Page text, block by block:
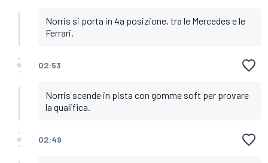
Norris si porta in 4a posizione, tra le Mercedes e le
Ferrari.
02:53
Norris scende in pista con gomme soft per provare
la qualifica.
02:49